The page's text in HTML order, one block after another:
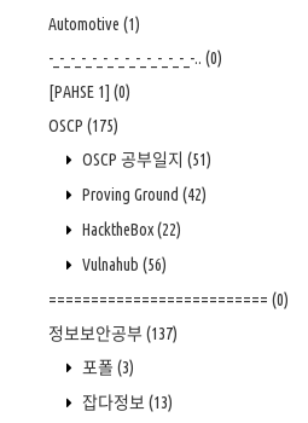
Automotive (1)
-_-_-_-_-_-_-_-_-_-_-_-_-_-.. (0)
[PAHSE 1] (0)
OSCP (175)
OSCP 공부일지 (51)
Proving Ground (42)
HacktheBox(22)
Vulnahub (56)
========================== (0)
정보보안공부 (137)
포폴 (3)
잡다정보 (13)